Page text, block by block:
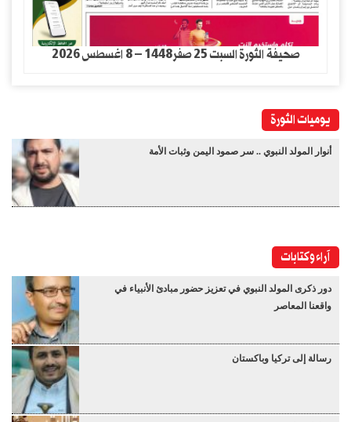
صحيفة الثورة السبت 25 صفر1448 – 8 اغسطس 2026
يوميات الثورة
أنوار المولد النبوي .. سر صمود اليمن وثبات الأمة
آراء وكتابات
دور ذكرى المولد النبوي في تعزيز حضور مبادئ الأنبياء في
واقعنا المعاصر
رسالة إلى تركيا وباكستان